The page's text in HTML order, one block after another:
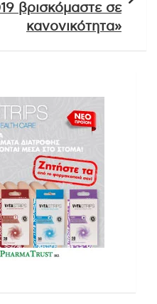
βρισκόμαστε σε
κανονικότητα»